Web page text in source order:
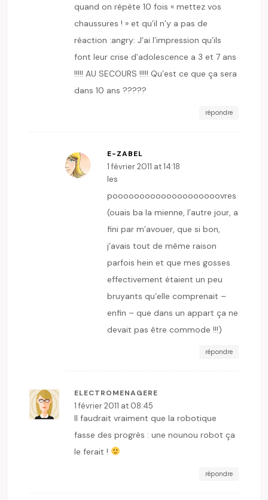
quand on répète 10 fois « mettez vos
chaussures ! » et qu’il n’y a pas de
réaction :angry: J’ai l’impression qu’ils
font leur crise d’adolescence a 3 et 7 ans
!!!!! AU SECOURS !!!!! Qu’est ce que ça sera
dans 10 ans ?????
répondre
E-ZABEL
1 février 2011 at 14:18
les
poooooooooooooooooooovres
(ouais ba la mienne, l’autre jour, a
fini par m’avouer, que si bon,
j’avais tout de même raison
parfois hein et que mes gosses
effectivement étaient un peu
bruyants qu’elle comprenait –
enfin – que dans un appart ça ne
devait pas être commode !!!)
répondre
ELECTROMENAGERE
1 février 2011 at 08:45
Il faudrait vraiment que la robotique
fasse des progrès : une nounou robot ça
le ferait !
répondre